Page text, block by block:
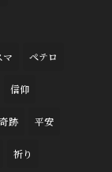
マ ペテロ
信仰
奇跡 平安
祈り